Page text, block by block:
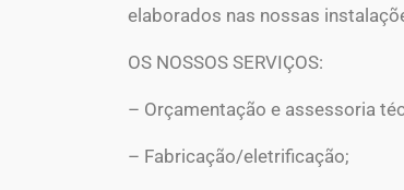
elaborados nas nossas
OS NOSSOS SERVIÇOS:
– Orçamentação e assessoria
– Fabricação/eletrificação;